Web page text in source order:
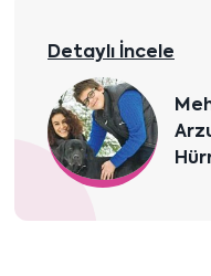
Detaylı İncele